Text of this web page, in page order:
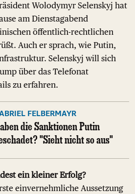
Wolodymyr Selenskyj hat
am Dienstagabend
öffentlich-rechtlichen
Auch er sprach, wie Putin,
Selenskyj will sich
über das Telefonat
zu erfahren.
FELBERMAYR
die Sanktionen Putin
"Sieht nicht so aus"
ein kleiner Erfolg?
einvernehmliche Aussetzung